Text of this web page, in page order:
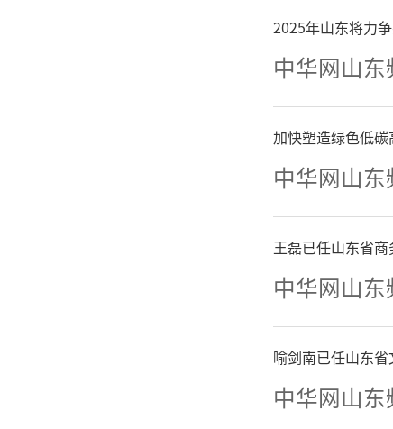
诚、做
心，行
人的格
人，二
（
宋
并结合
2025年山东将力
中华网山东
加快塑造绿色低碳
中华网山东
王磊已任山东省
中华网山东
喻剑南已任山东
中华网山东